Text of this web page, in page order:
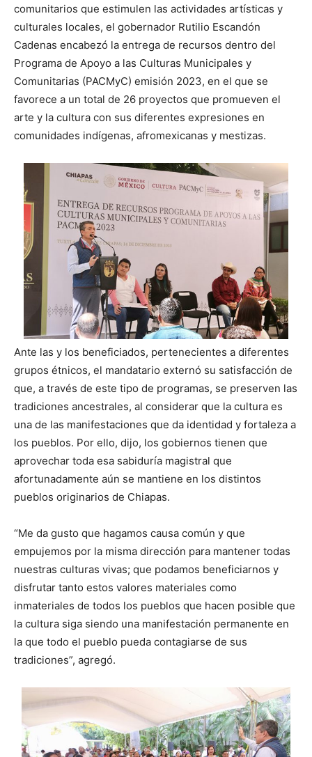
comunitarios que estimulen las actividades artísticas y
culturales locales, el gobernador Rutilio Escandón
Cadenas encabezó la entrega de recursos dentro del
Programa de Apoyo a las Culturas Municipales y
Comunitarias (PACMyC) emisión 2023, en el que se
favorece a un total de 26 proyectos que promueven el
arte y la cultura con sus diferentes expresiones en
comunidades indígenas, afromexicanas y mestizas.
Ante las y los beneficiados, pertenecientes a diferentes
grupos étnicos, el mandatario externó su satisfacción de
que, a través de este tipo de programas, se preserven las
tradiciones ancestrales, al considerar que la cultura es
una de las manifestaciones que da identidad y fortaleza a
los pueblos. Por ello, dijo, los gobiernos tienen que
aprovechar toda esa sabiduría magistral que
afortunadamente aún se mantiene en los distintos
pueblos originarios de Chiapas.
“Me da gusto que hagamos causa común y que
empujemos por la misma dirección para mantener todas
nuestras culturas vivas; que podamos beneficiarnos y
disfrutar tanto estos valores materiales como
inmateriales de todos los pueblos que hacen posible que
la cultura siga siendo una manifestación permanente en
la que todo el pueblo pueda contagiarse de sus
tradiciones”, agregó.